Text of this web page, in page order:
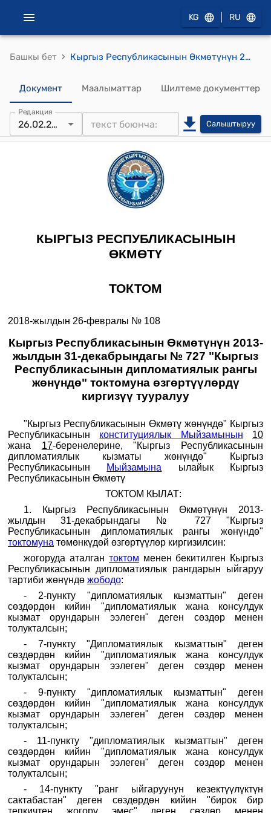
KG RU
Башкы бет › Кыргыз Республикасынын Өкмөтүнүн 2018-жылдын 26-февралындагы № 108 "Кыргыз Республикасынын Өкмөтүнүн 2013-жылдын 31-декабрындагы № 727 "Кыргыз Республикасынын дипломатиялык рангы жөнүндө" токтомуна өзгөртүүлөрдү киргизүү тууралуу" токтому
Документ Маалыматтар Шилтеме документтер
Редакция
26.02.2018 Салыштыруу